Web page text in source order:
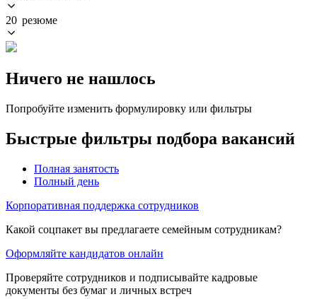
20 резюме
Ничего не нашлось
Попробуйте изменить формулировку или фильтры
Быстрые фильтры подбора вакансий
Полная занятость
Полный день
Корпоративная поддержка сотрудников
Какой соцпакет вы предлагаете семейным сотрудникам?
Оформляйте кандидатов онлайн
Проверяйте сотрудников и подписывайте кадровые
документы без бумаг и личных встреч